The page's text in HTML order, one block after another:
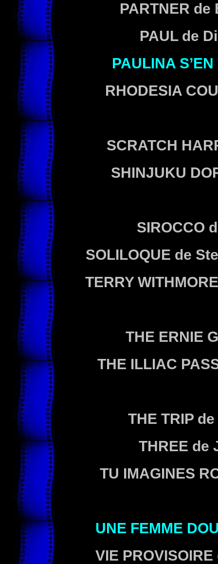
PARTNER de
PAULde
PAULINA S’EN
RHODESIA
SCRATCH
SHINJUKU
SIROCCO
SOLILOQUE de
TERRY
THE ERNIE
THE ILLIAC
THE TRIP
THREE de
TU IMAGINES
UNE FEMME
VIE PROVISOIRE